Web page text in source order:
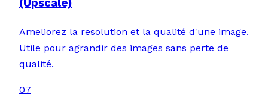
(Upscale)
Ameliorez la resolution et la qualité d'une image.
Utile pour agrandir des images sans perte de
qualité.
07